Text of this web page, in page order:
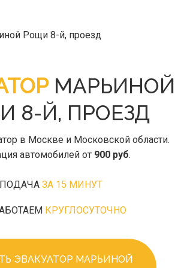
Рощи 8-й, проезд
МАРЬИНОЙ
8-Й, ПРОЕЗД
в Москве и Московской области.
автомобилей от 900 руб.
ПОДАЧА ЗА 15 МИНУТ
КРУГЛОСУТОЧНО
ЭВАКУАТОР МАРЬИНОЙ